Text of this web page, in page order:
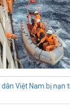
Việt Nam bị nạn